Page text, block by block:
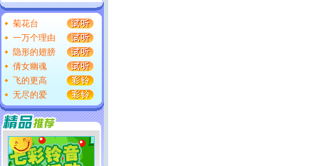
菊花台
一万个理由
隐形的翅膀
倩女幽魂
飞的更高
无尽的爱